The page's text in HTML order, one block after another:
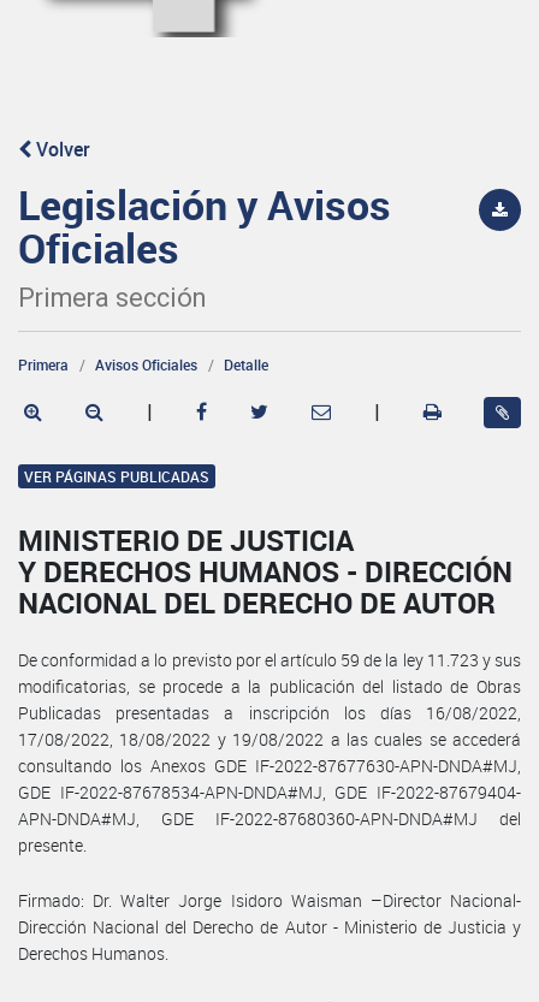
Volver
Legislación y Avisos
Oficiales
Primera sección
Primera Avisos Oficiales Detalle
| |
VER PÁGINAS PUBLICADAS
MINISTERIO DE JUSTICIA
Y DERECHOS HUMANOS - DIRECCIÓN
NACIONAL DEL DERECHO DE AUTOR
De conformidad a lo previsto por el artículo 59 de la ley 11.723 y sus
modificatorias, se procede a la publicación del listado de Obras
Publicadas presentadas a inscripción los días 16/08/2022,
17/08/2022, 18/08/2022 y 19/08/2022 a las cuales se accederá
consultando los Anexos GDE IF-2022-87677630-APN-DNDA#MJ,
GDE IF-2022-87678534-APN-DNDA#MJ, GDE IF-2022-87679404-
APN-DNDA#MJ, GDE IF-2022-87680360-APN-DNDA#MJ del
presente.
Firmado: Dr. Walter Jorge Isidoro Waisman –Director Nacional-
Dirección Nacional del Derecho de Autor - Ministerio de Justicia y
Derechos Humanos.